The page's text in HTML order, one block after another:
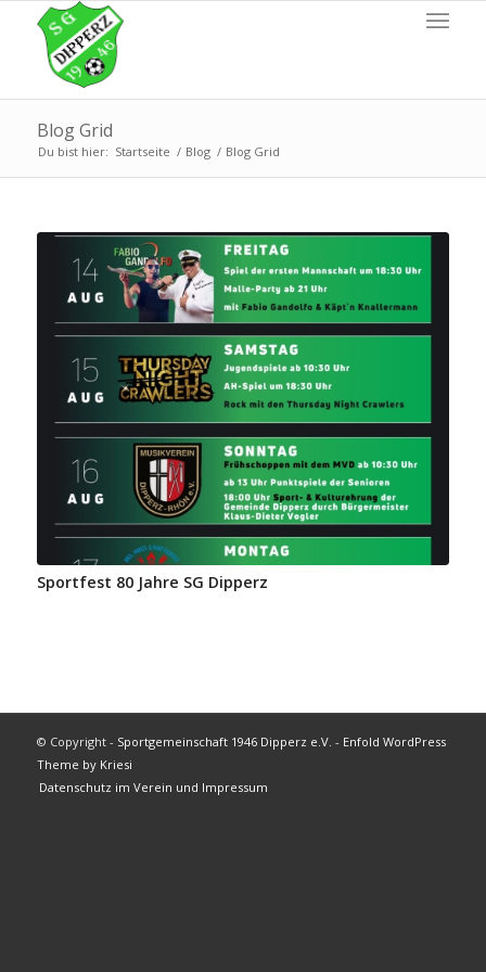
Blog Grid
Du bist hier: Startseite / Blog / Blog Grid
Sportfest 80 Jahre SG Dipperz
© Copyright - Sportgemeinschaft 1946 Dipperz e.V. - Enfold WordPress
Theme by Kriesi
Datenschutz im Verein und Impressum